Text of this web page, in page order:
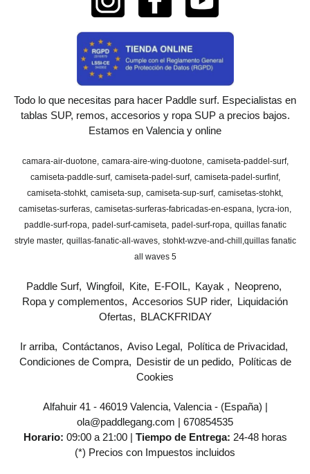
Todo lo que necesitas para hacer Paddle surf. Especialistas en
tablas SUP, remos, accesorios y ropa SUP a precios bajos.
Estamos en Valencia y online
camara-air-duotone camara-aire-wing-duotone camiseta-paddel-surf
camiseta-paddle-surf camiseta-padel-surf camiseta-padel-surfinf
camiseta-stohkt camiseta-sup camiseta-sup-surf camisetas-stohkt
camisetas-surferas camisetas-surferas-fabricadas-en-espana lycra-ion
paddle-surf-ropa padel-surf-camiseta padel-surf-ropa quillas fanatic
stryle master quillas-fanatic-all-waves stohkt-wzve-and-chill ​quillas fanatic
all waves 5
Paddle Surf Wingfoil Kite E-FOIL Kayak
Neopreno
Ropa y complementos
Accesorios SUP rider
Liquidación
Ofertas
BLACKFRIDAY
Ir arriba Contáctanos Aviso Legal
Política de Privacidad
Condiciones de Compra
Desistir de un pedido
Políticas de
Cookies
Alfahuir 41 - 46019 Valencia, Valencia - (España) |
ola@paddlegang.com | 670854535
Horario: 09:00 a 21:00 | Tiempo de Entrega: 24-48 horas
(*) Precios con Impuestos incluidos